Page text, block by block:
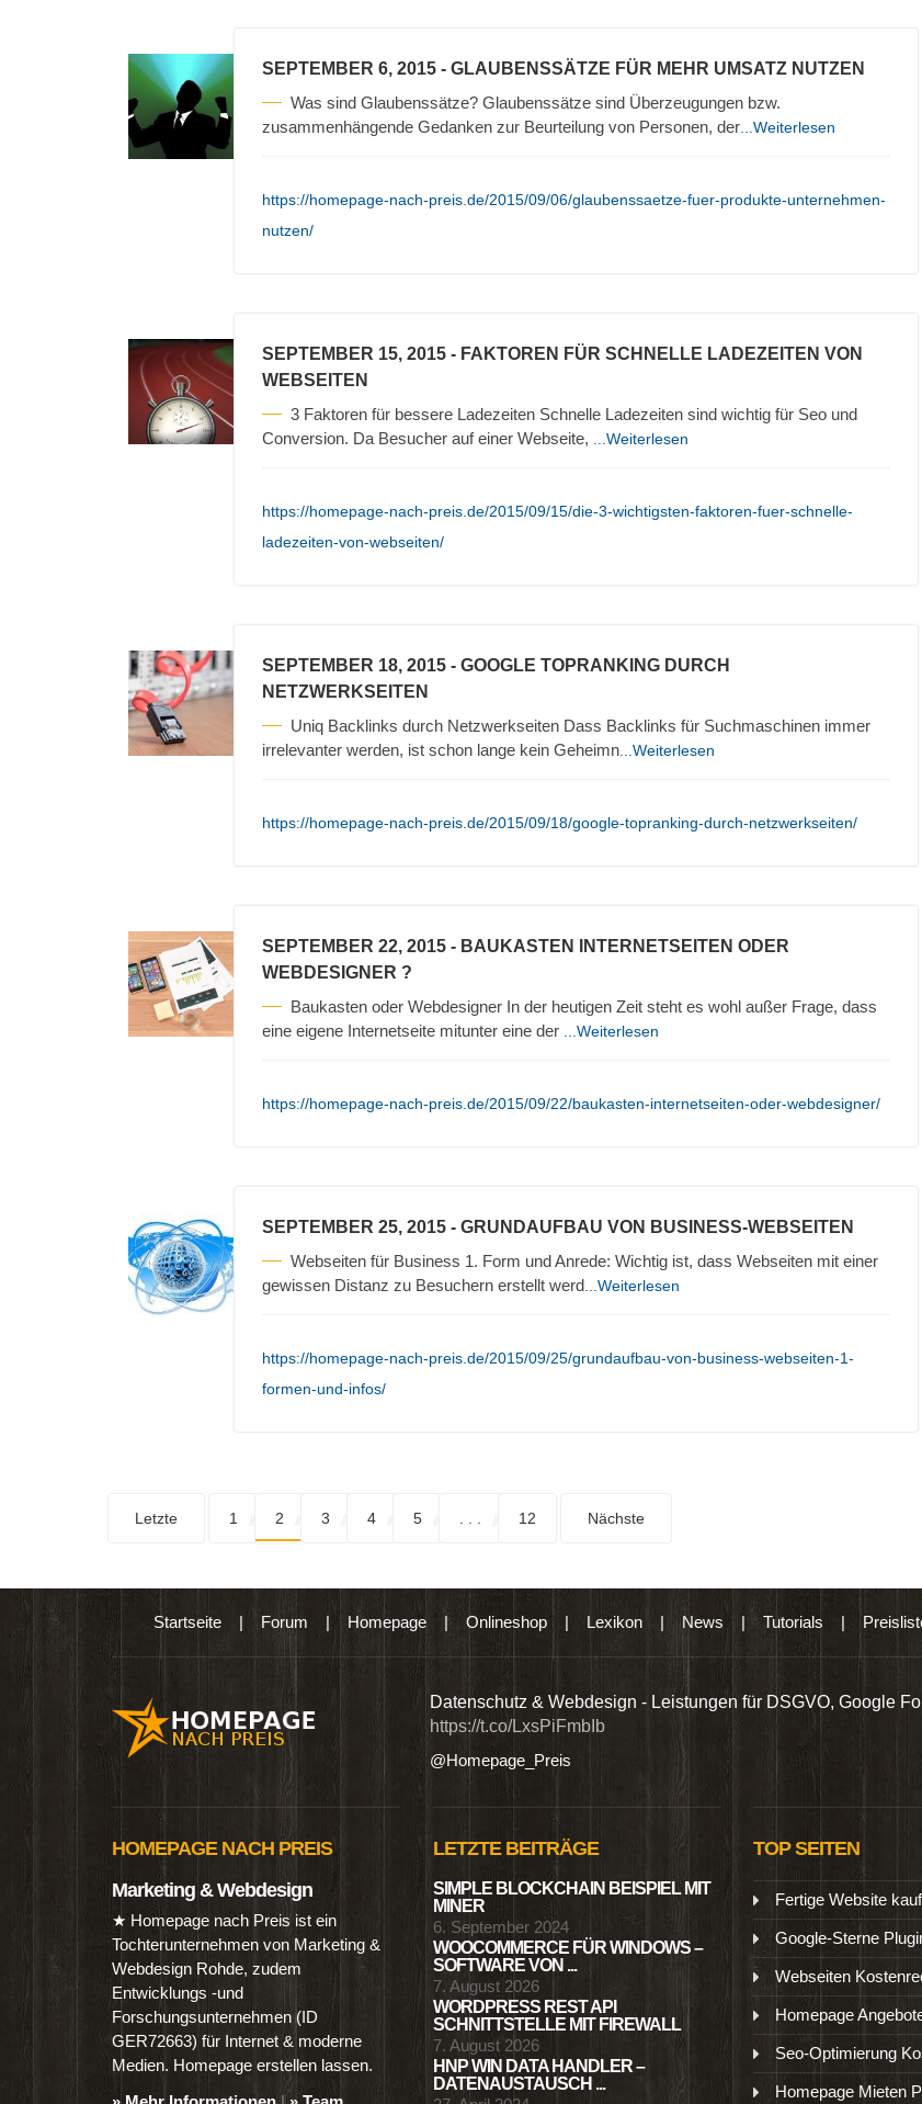
SEPTEMBER 6, 2015 - GLAUBENSSÄTZE FÜR MEHR UMSATZ NUTZEN
Was sind Glaubenssätze? Glaubenssätze sind Überzeugungen bzw.
zusammenhängende Gedanken zur Beurteilung von Personen, der ...Weiterlesen
https://homepage-nach-preis.de/2015/09/06/glaubenssaetze-fuer-produkte-unternehmen-
nutzen/
SEPTEMBER 15, 2015 - FAKTOREN FÜR SCHNELLE LADEZEITEN VON
WEBSEITEN
3 Faktoren für bessere Ladezeiten Schnelle Ladezeiten sind wichtig für Seo und
Conversion. Da Besucher auf einer Webseite,
...Weiterlesen
https://homepage-nach-preis.de/2015/09/15/die-3-wichtigsten-faktoren-fuer-schnelle-
ladezeiten-von-webseiten/
SEPTEMBER 18, 2015 - GOOGLE TOPRANKING DURCH
NETZWERKSEITEN
Uniq Backlinks durch Netzwerkseiten Dass Backlinks für Suchmaschinen immer
irrelevanter werden, ist schon lange kein Geheimn ...Weiterlesen
https://homepage-nach-preis.de/2015/09/18/google-topranking-durch-netzwerkseiten/
SEPTEMBER 22, 2015 - BAUKASTEN INTERNETSEITEN ODER
WEBDESIGNER ?
Baukasten oder Webdesigner In der heutigen Zeit steht es wohl außer Frage, dass
eine eigene Internetseite mitunter eine der
...Weiterlesen
https://homepage-nach-preis.de/2015/09/22/baukasten-internetseiten-oder-webdesigner/
SEPTEMBER 25, 2015 - GRUNDAUFBAU VON BUSINESS-WEBSEITEN
Webseiten für Business 1. Form und Anrede: Wichtig ist, dass Webseiten mit einer
gewissen Distanz zu Besuchern erstellt werd ...Weiterlesen
https://homepage-nach-preis.de/2015/09/25/grundaufbau-von-business-webseiten-1-
formen-und-infos/
Letzte 1 2 3 4 5 12 Nächste
Startseite| Forum | Homepage| Onlineshop| Lexikon| News | Tutorials |
Produkten wie Ebooks & DVDs.… Datenschutz & Webdesign - Leistungen für DSGVO, Google
https://t.co/LxsPiFmbIb
@Homepage_Preis
HOMEPAGE NACH PREIS
Marketing & Webdesign
★ Homepage nach Preis ist ein
Tochterunternehmen von Marketing &
Webdesign Rohde, zudem
Entwicklungs -und
Forschungsunternehmen (ID
GER72663) für Internet & moderne
Medien. Homepage erstellen lassen.
LETZTE BEITRÄGE
SIMPLE BLOCKCHAIN BEISPIEL MIT
MINER
6. September 2024
WOOCOMMERCE FÜR WINDOWS –
SOFTWARE VON ...
7. August 2026
WORDPRESS REST API
SCHNITTSTELLE MIT FIREWALL
7. August 2026
HNP WIN DATA HANDLER –
DATENAUSTAUSCH ...
TOP SEITEN
Fertige Website
Google-Sterne
Webseiten
Homepage
Seo-Optimierung
Homepage Mieten